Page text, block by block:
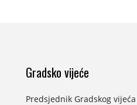
Gradsko vijeće
Predsjednik Gradskog vijeća